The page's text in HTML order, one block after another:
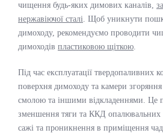
чищення будь-яких димових каналів,
нержавіючої сталі. Щоб уникнути
димоходу, рекомендуємо проводити
димоходів пластиковою щіткою.
Під час експлуатації твердопаливних
поверхня димоходу та камери
смолою та іншими відкладеннями. Це
зменшення тяги та ККД опалювальних
сажі та проникнення в приміщення